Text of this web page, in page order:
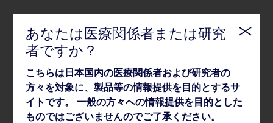
あなたは医療関係者または研究
者ですか？
こちらは日本国内の医療関係者および研究者の
方々を対象に、製品等の情報提供を目的とするサ
イトです。 一般の方々への情報提供を目的とした
ものではございませんのでご了承ください。